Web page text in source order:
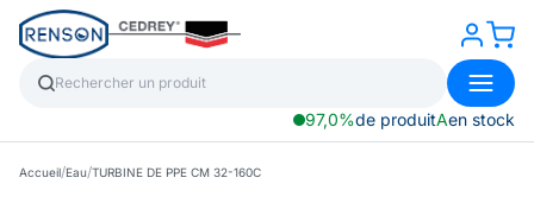
97,0%de produitAen stock
Accueil/Eau/TURBINE DE PPE CM 32-160C